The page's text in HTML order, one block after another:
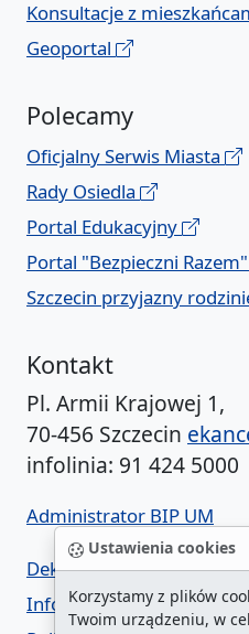
Ustawienia cookies
Korzystamy z plików
Twoim urządzeniu, w
Konsultacje z
Geoportal
Polecamy
Oficjalny Serwis Miasta
Rady Osiedla
Portal Edukacyjny
Portal "Bezpieczni Razem"
Szczecin przyjazny
Kontakt
Pl. Armii Krajowej 1,
70-456 Szczecin
infolinia: 91 424 5000
Administrator BIP UM
Deklaracja dostępności
Informacja o urzędzie w